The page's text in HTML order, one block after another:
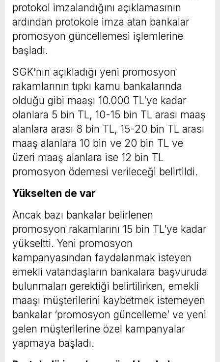
protokol imzalandığını açıklamasının
ardından protokole imza atan bankalar
promosyon güncellemesi işlemlerine
başladı.
SGK’nın açıkladığı yeni promosyon
rakamlarının tıpkı kamu bankalarında
olduğu gibi maaşı 10.000 TL’ye kadar
olanlara 5 bin TL, 10-15 bin TL arası maaş
alanlara arası 8 bin TL, 15-20 bin TL arası
maaş alanlara 10 bin ve 20 bin TL ve
üzeri maaş alanlara ise 12 bin TL
promosyon ödemesi verileceği belirtildi.
Yükselten de var
Ancak bazı bankalar belirlenen
promosyon rakamlarını 15 bin TL’ye kadar
yükseltti. Yeni promosyon
kampanyasından faydalanmak isteyen
emekli vatandaşların bankalara başvuruda
bulunmaları gerektiği belirtilirken, emekli
maaşı müşterilerini kaybetmek istemeyen
bankalar ‘promosyon güncelleme’ ve yeni
gelen müşterilerine özel kampanyalar
yapmaya başladı.